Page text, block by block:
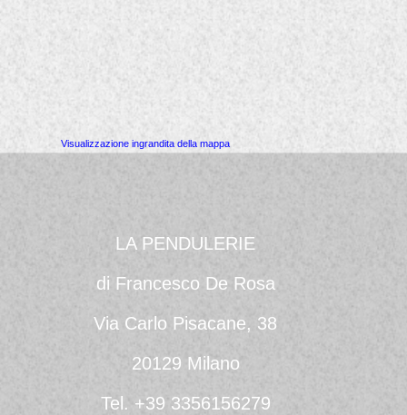
Visualizzazione ingrandita della mappa
LA PENDULERIE
di Francesco De Rosa
Via Carlo Pisacane, 38
20129 Milano
Tel. +39 3356156279